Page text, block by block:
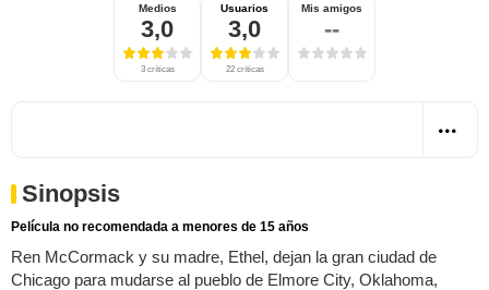
Medios
3,0
3 críticas
Usuarios
3,0
22 críticas
Mis amigos
--
Sinopsis
Película no recomendada a menores de 15 años
Ren McCormack y su madre, Ethel, dejan la gran ciudad de
Chicago para mudarse al pueblo de Elmore City, Oklahoma,